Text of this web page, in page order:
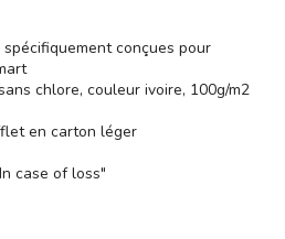
conçues pour
chlore, couleur ivoire, 100g/m2
en carton léger
case of loss"